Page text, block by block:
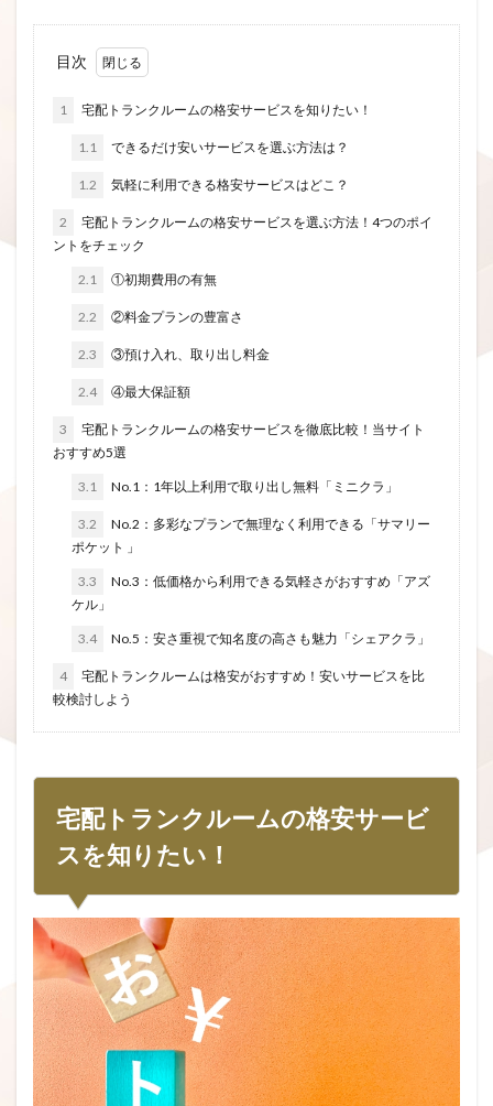
目次
1 宅配トランクルームの格安サービスを知りたい！
1.1 できるだけ安いサービスを選ぶ方法は？
1.2 気軽に利用できる格安サービスはどこ？
2
宅配トランクルームの格安サービスを選ぶ方法！4つのポイ
ントをチェック
2.1 ①初期費用の有無
2.2 ②料金プランの豊富さ
2.3 ③預け入れ、取り出し料金
2.4 ④最大保証額
3
宅配トランクルームの格安サービスを徹底比較！当サイト
おすすめ5選
3.1 No.1：1年以上利用で取り出し無料「ミニクラ」
3.2
No.2：多彩なプランで無理なく利用できる「サマリー
ポケット 」
3.3
No.3：低価格から利用できる気軽さがおすすめ「アズ
ケル」
3.4 No.5：安さ重視で知名度の高さも魅力「シェアクラ」
4
宅配トランクルームは格安がおすすめ！安いサービスを比
較検討しよう
宅配トランクルームの格安サービ
スを知りたい！